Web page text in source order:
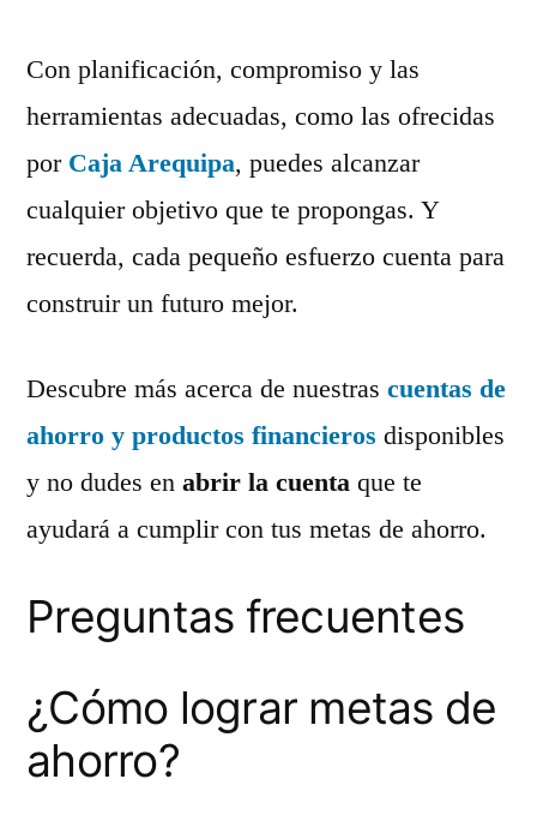
Con planificación, compromiso y las
herramientas adecuadas, como las ofrecidas
por Caja Arequipa, puedes alcanzar
cualquier objetivo que te propongas. Y
recuerda, cada pequeño esfuerzo cuenta para
construir un futuro mejor.
Descubre más acerca de nuestras cuentas de
ahorro y productos financieros disponibles
y no dudes en abrir la cuenta que te
ayudará a cumplir con tus metas de ahorro.
Preguntas frecuentes
¿Cómo lograr metas de
ahorro?